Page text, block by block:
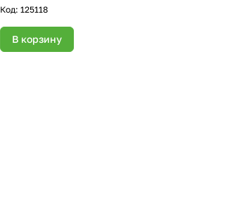
Код: 125118
В корзину